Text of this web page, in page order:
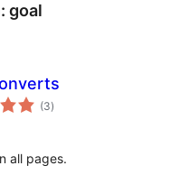
goal
(3valoraciones
en
)
all pages.